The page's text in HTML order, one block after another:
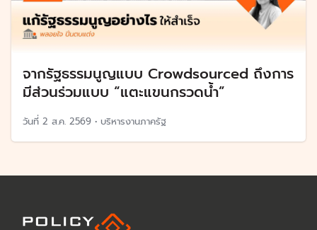
จากรัฐธรรมนูญแบบ Crowdsourced ถึงการ
มีส่วนร่วมแบบ “แตะแขนกรวดน้ำ”
วันที่ 2 ส.ค. 2569 • บริหารงานภาครัฐ